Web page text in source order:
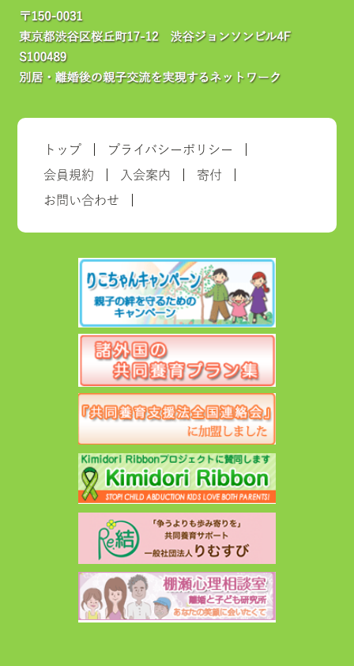
トップ プライバシーポリシー
会員規約 入会案内 寄付
お問い合わせ